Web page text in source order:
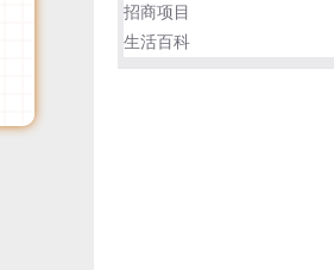
招商项目
生活百科